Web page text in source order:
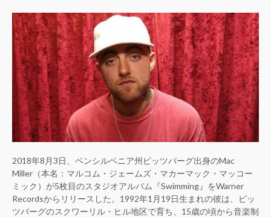
2018年8月3日、ペンシルベニア州ピッツバーグ出身のMac
Miller（本名：マルコム・ジェームズ・マカーマック・マッコー
ミック）が5枚目のスタジオアルバム『Swimming』をWarner
Recordsからリリースした。1992年1月19日生まれの彼は、ピッ
ツバーグのスクワーリル・ヒル地区で育ち、15歳の頃から音楽制